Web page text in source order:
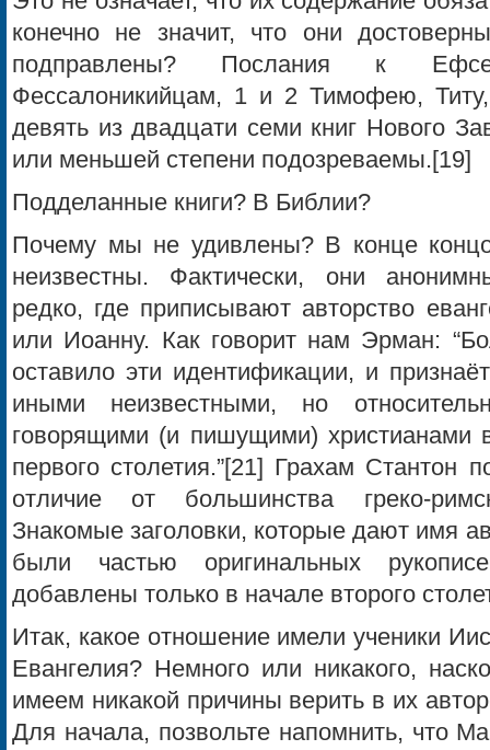
конечно не значит, что они
подправлены? Послания к
Фессалоникийцам, 1 и 2 Тимофею,
девять из двадцати семи книг Нового
или меньшей степени подозреваемы.[19]
Подделанные книги? В Библии?
Почему мы не удивлены? В конце
неизвестны. Фактически, они
редко, где приписывают авторство
или Иоанну. Как говорит нам Эрман:
оставило эти идентификации, и
иными неизвестными, но
говорящими (и пишущими) христианами
первого столетия.”[21] Грахам Стантон
отличие от большинства греко-
Знакомые заголовки, которые дают имя
были частью оригинальных
добавлены только в начале второго
Итак, какое отношение имели ученики
Евангелия? Немного или никакого,
имеем никакой причины верить в их
Для начала, позвольте напомнить, что